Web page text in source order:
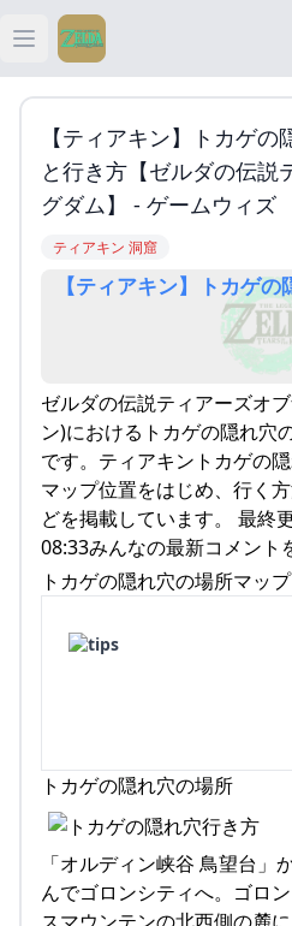
Open main menu
ティア
ティアキ
ティアキン
ティアキ
【ティアキン】トカゲ
と行き方【ゼルダの伝説
グダム】 - ゲームウィズ
ティアキン 洞窟
【ティアキン】トカゲ
ゼルダの伝説ティアーズオ
ン)におけるトカゲの隠れ穴
です。ティアキントカゲの
マップ位置をはじめ、行く
どを掲載しています。 最終
08:33みんなの最新コメント
トカゲの隠れ穴の場所マップ
トカゲの隠れ穴の場所
「オルディン峡谷 鳥望台」
んでゴロンシティへ。ゴロ